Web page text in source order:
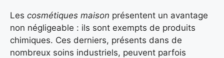
Les cosmétiques maison présentent un avantage
non négligeable : ils sont exempts de produits
chimiques. Ces derniers, présents dans de
nombreux soins industriels, peuvent parfois